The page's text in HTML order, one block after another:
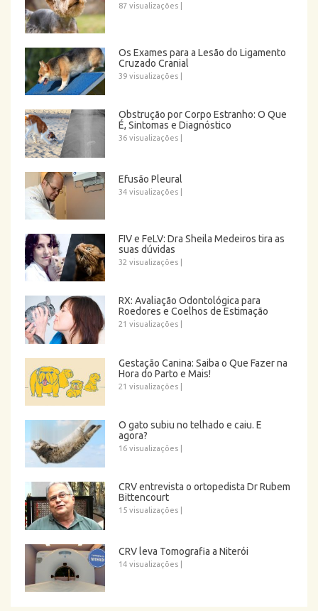
87 visualizações
Os Exames para a Lesão do Ligamento
Cruzado Cranial
39 visualizações
Obstrução por Corpo Estranho: O Que
É, Sintomas e Diagnóstico
36 visualizações
Efusão Pleural
34 visualizações
FIV e FeLV: Dra Sheila Medeiros tira as
suas dúvidas
32 visualizações
RX: Avaliação Odontológica para
Roedores e Coelhos de Estimação
21 visualizações
Gestação Canina: Saiba o Que Fazer na
Hora do Parto e Mais!
21 visualizações
O gato subiu no telhado e caiu. E
agora?
16 visualizações
CRV entrevista o ortopedista Dr Rubem
Bittencourt
15 visualizações
CRV leva Tomografia a Niterói
14 visualizações